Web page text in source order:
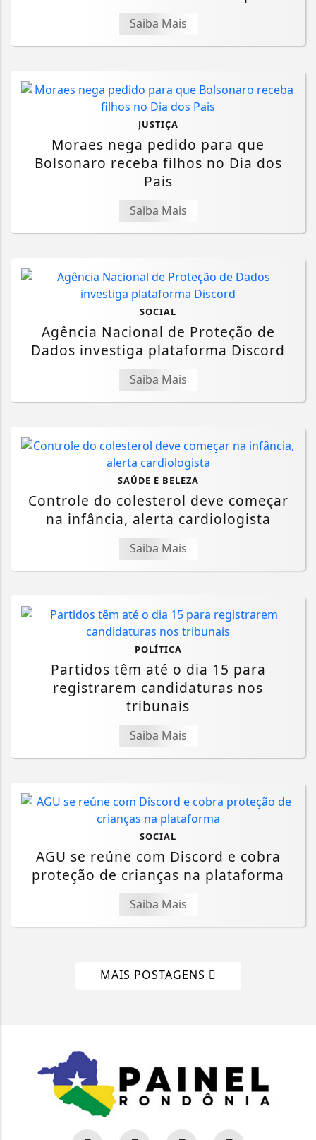
Saiba Mais
JUSTIÇA
Moraes nega pedido para que
Bolsonaro receba filhos no Dia dos
Pais
Saiba Mais
SOCIAL
Agência Nacional de Proteção de
Dados investiga plataforma Discord
Saiba Mais
SAÚDE E BELEZA
Controle do colesterol deve começar
na infância, alerta cardiologista
Saiba Mais
POLÍTICA
Partidos têm até o dia 15 para
registrarem candidaturas nos
tribunais
Saiba Mais
SOCIAL
AGU se reúne com Discord e cobra
proteção de crianças na plataforma
Saiba Mais
MAIS POSTAGENS